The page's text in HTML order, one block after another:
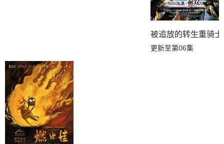
被追放的转生重骑
更新至第06集